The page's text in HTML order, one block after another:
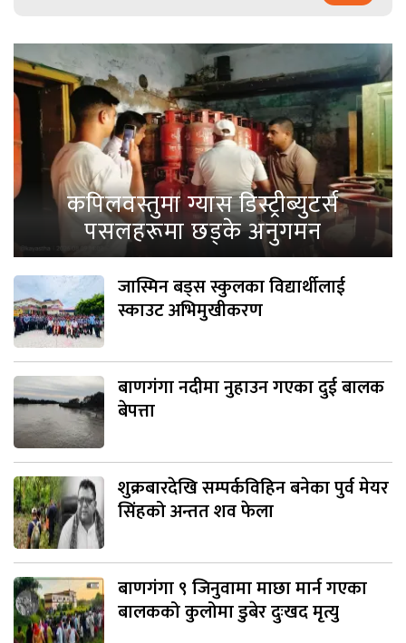
कपिलवस्तुमा ग्यास डिस्ट्रीब्युटर्स
पसलहरूमा छड्के अनुगमन
जास्मिन बड्स स्कुलका विद्यार्थीलाई
स्काउट अभिमुखीकरण
बाणगंगा नदीमा नुहाउन गएका दुई बालक
बेपत्ता
शुक्रबारदेखि सम्पर्कविहिन बनेका पुर्व मेयर
सिंहको अन्तत शव फेला
बाणगंगा ९ जिनुवामा माछा मार्न गएका
बालकको कुलोमा डुबेर दुःखद मृत्यु